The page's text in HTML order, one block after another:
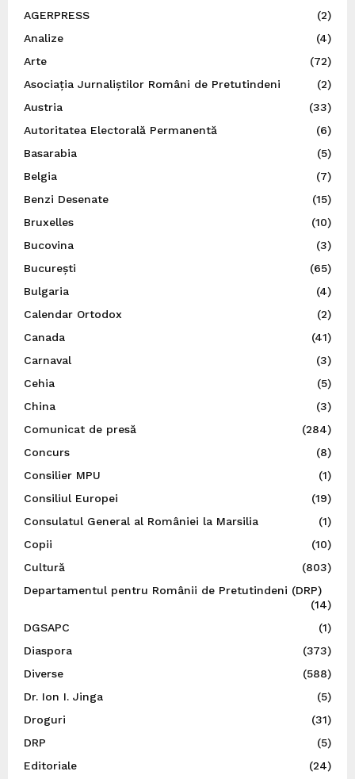
AGERPRESS
(2)
Analize
(4)
Arte
(72)
Asociația Jurnaliștilor Români de Pretutindeni
(2)
Austria
(33)
Autoritatea Electorală Permanentă
(6)
Basarabia
(5)
Belgia
(7)
Benzi Desenate
(15)
Bruxelles
(10)
Bucovina
(3)
București
(65)
Bulgaria
(4)
Calendar Ortodox
(2)
Canada
(41)
Carnaval
(3)
Cehia
(5)
China
(3)
Comunicat de presă
(284)
Concurs
(8)
Consilier MPU
(1)
Consiliul Europei
(19)
Consulatul General al României la Marsilia
(1)
Copii
(10)
Cultură
(803)
Departamentul pentru Românii de Pretutindeni (DRP)
(14)
DGSAPC
(1)
Diaspora
(373)
Diverse
(588)
Dr. Ion I. Jinga
(5)
Droguri
(31)
DRP
(5)
Editoriale
(24)